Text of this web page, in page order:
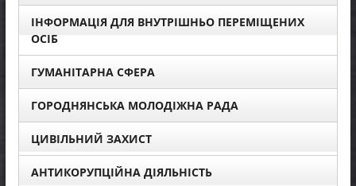
ІНФОРМАЦІЯ ДЛЯ ВНУТРІШНЬО ПЕРЕМІЩЕНИХ
ОСІБ
ГУМАНІТАРНА СФЕРА
ГОРОДНЯНСЬКА МОЛОДІЖНА РАДА
ЦИВІЛЬНИЙ ЗАХИСТ
АНТИКОРУПЦІЙНА ДІЯЛЬНІСТЬ